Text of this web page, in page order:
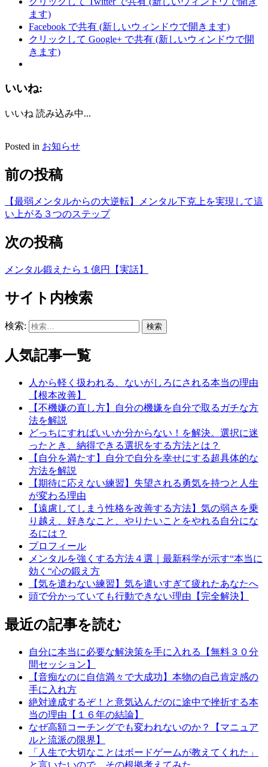
ます)
Facebook で共有 (新しいウィンドウで開きます)
クリックして Google+ で共有 (新しいウィンドウで開
きます)
いいね:
いいね 読み込み中...
Posted in お知らせ
前の投稿
【最弱メンタルからの大逆転】メンタル下克上を実現して這
い上がる３つのステップ
次の投稿
メンタル鍛えたら１億円【実話】
サイト内検索
検索:
人気記事一覧
人から軽く扱われる、ないがしろにされる本当の理由
【根本改善】
【不機嫌の直し方】自分の機嫌を自分で取るガチな方
法を解説
どっちにすればいいか分からない！を解決。選択に迷
ったとき、納得できる選択をする方法とは？
【自分を満たす】自分で自分を幸せにする超具体的な
方法を解説
【期待に応えない練習】失望される勇気を持つと人生
が変わる理由
【遠慮してしまう性格を改善する方法】気の弱さを乗
り越え、好きなこと、やりたいことをやれる自分にな
るには？
プロフィール
メンタルを強くする方法４選｜最新科学が示す“本当に
効く“心の鍛え方
【気を遣わない練習】気を遣いすぎて疲れたあなたへ
頭で分かっていても行動できない理由【完全解決】
最近の記事を読む
自分に本当に必要な解決策を手に入れる【無料３０分
間セッション】
【音痴なのに自信満々で大成功】本物の自己肯定感の
手に入れ方
絶対達成するぞ！と意気込んだのに途中で挫折する本
当の理由【１６年の結論】
なぜ高額コーチングでも変われないのか？【マニュア
ルと流派の限界】
「人生で大切なことはボードゲームが教えてくれた」
と言いたいので、その根拠考えてみた。